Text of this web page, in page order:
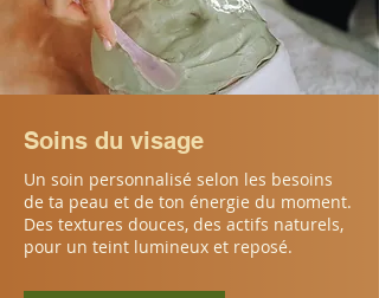
Soins du visage
Un soin personnalisé selon les besoins
de ta peau et de ton énergie du moment.
Des textures douces, des actifs naturels,
pour un teint lumineux et reposé.